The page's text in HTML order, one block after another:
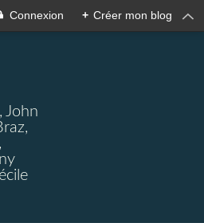
Connexion + Créer mon blog
John